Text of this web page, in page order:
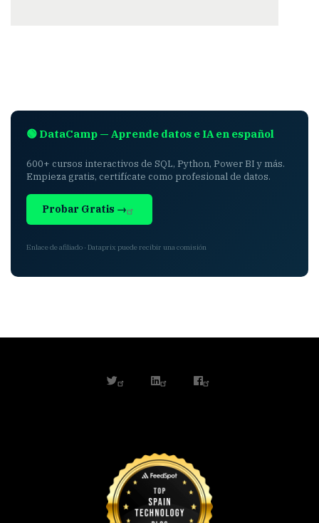
🟢 DataCamp — Aprende datos e IA en español
600+ cursos interactivos de SQL, Python, Power BI y más.
Empieza gratis, certifícate como profesional de datos.
Probar Gratis →
Enlace de afiliado · Dataprix puede recibir una comisión
twitterlinkedinfacebook